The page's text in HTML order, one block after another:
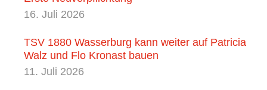
16. Juli 2026
TSV 1880 Wasserburg kann weiter auf Patricia
Walz und Flo Kronast bauen
11. Juli 2026